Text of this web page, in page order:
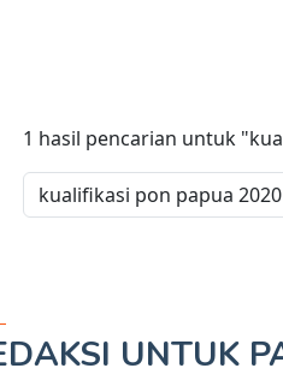
1 hasil pencarian untuk
UNTUK